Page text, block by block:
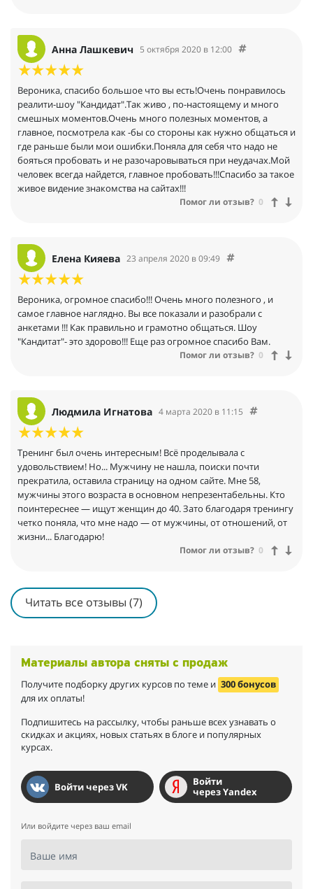
Анна Лашкевич 5 октября 2020 в 12:00
Вероника, спасибо большое что вы есть!Очень понравилось
реалити-шоу "Кандидат".Так живо , по-настоящему и много
смешных моментов.Очень много полезных моментов, а
главное, посмотрела как -бы со стороны как нужно общаться и
где раньше были мои ошибки.Поняла для себя что надо не
бояться пробовать и не разочаровываться при неудачах.Мой
человек всегда найдется, главное пробовать!!!Спасибо за такое
живое видение знакомства на сайтах!!!
Помог ли отзыв? 0
Елена Кияева 23 апреля 2020 в 09:49
Вероника, огромное спасибо!!! Очень много полезного , и
самое главное наглядно. Вы все показали и разобрали с
анкетами !!! Как правильно и грамотно общаться. Шоу
"Кандитат"- это здорово!!! Еще раз огромное спасибо Вам.
Помог ли отзыв? 0
Людмила Игнатова 4 марта 2020 в 11:15
Тренинг был очень интересным! Всё проделывала с
удовольствием! Но... Мужчину не нашла, поиски почти
прекратила, оставила страницу на одном сайте. Мне 58,
мужчины этого возраста в основном непрезентабельны. Кто
поинтереснее — ищут женщин до 40. Зато благодаря тренингу
четко поняла, что мне надо — от мужчины, от отношений, от
жизни... Благодарю!
Помог ли отзыв? 0
Читать все отзывы (7)
Материалы автора сняты с продаж
Получите подборку других курсов по теме и 300 бонусов
для их оплаты!
Подпишитесь на рассылку, чтобы раньше всех узнавать о
скидках и акциях, новых статьях в блоге и популярных
курсах.
Войти через VK
Войти
через Yandex
Или войдите через ваш email
Ваше имя